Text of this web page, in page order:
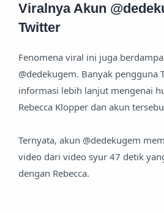
Viralnya Akun
Twitter
Fenomena viral ini juga
@dedekugem. Banyak pengguna
informasi lebih lanjut mengenai
Rebecca Klopper dan akun
Ternyata, akun @dedekugem
video dari video syur 47 detik
dengan Rebecca.